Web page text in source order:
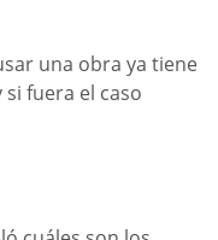
una obra ya tiene
fuera el caso